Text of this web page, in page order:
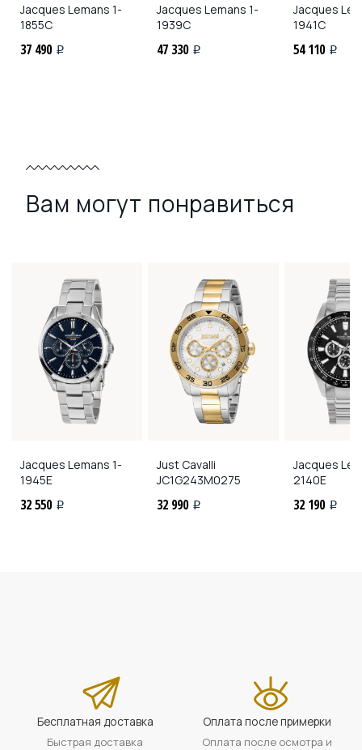
Jacques Lemans 1-
1855C
37 490 i
Jacques Lemans 1-
1939C
47 330 i
Jacques
1941C
54 110 i
Вам могут понравиться
Jacques Lemans 1-
1945E
32 550 i
Just Cavalli
JC1G243M0275
32 990 i
Jacques
2140E
32 190 i
Бесплатная доставка
Быстрая доставка
Оплата после примерки
Оплата после осмотра и